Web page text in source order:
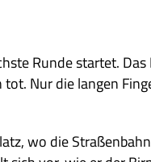
Runde star­tet.
tot. Nur die lan­gen
wo die